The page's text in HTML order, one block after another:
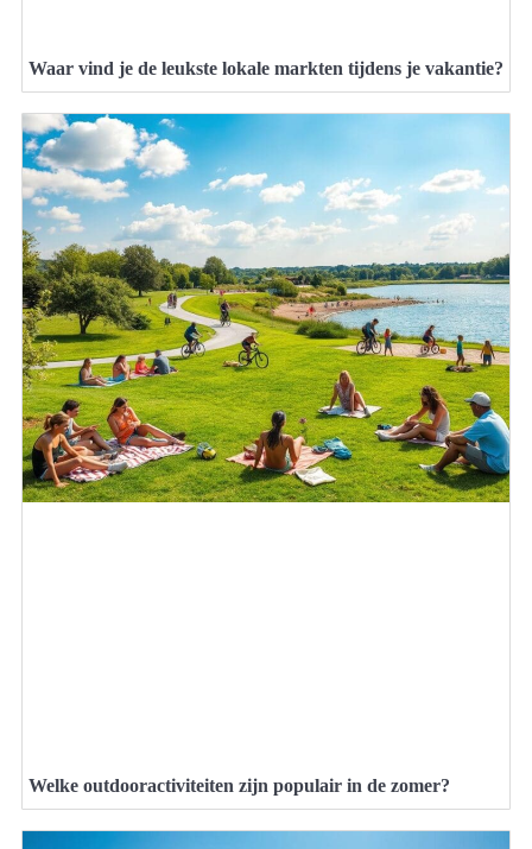
Waar vind je de leukste lokale markten tijdens je vakantie?
Welke outdooractiviteiten zijn populair in de zomer?